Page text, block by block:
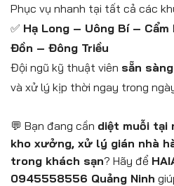
Phục vụ nhanh tại tất cả các
✅ Hạ Long – Uông Bí – Cẩm
Đồn – Đông Triều
Đội ngũ kỹ thuật viên sẵn
và xử lý kịp thời ngay trong
💬 Bạn đang cần diệt muỗi tại
kho xưởng, xử lý gián nhà
trong khách sạn? Hãy để
0945558556 Quảng Ninh